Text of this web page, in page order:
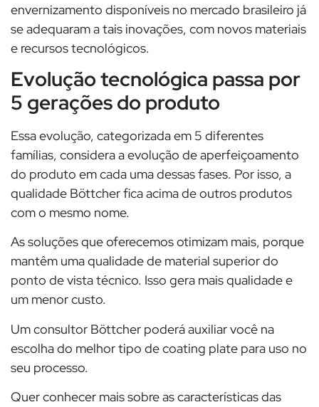
envernizamento disponíveis no mercado brasileiro já
se adequaram a tais inovações, com novos materiais
e recursos tecnológicos.
Evolução tecnológica passa por
5 gerações do produto
Essa evolução, categorizada em 5 diferentes
famílias, considera a evolução de aperfeiçoamento
do produto em cada uma dessas fases. Por isso, a
qualidade Böttcher fica acima de outros produtos
com o mesmo nome.
As soluções que oferecemos otimizam mais, porque
mantêm uma qualidade de material superior do
ponto de vista técnico. Isso gera mais qualidade e
um menor custo.
Um consultor Böttcher poderá auxiliar você na
escolha do melhor tipo de coating plate para uso no
seu processo.
Quer conhecer mais sobre as características das